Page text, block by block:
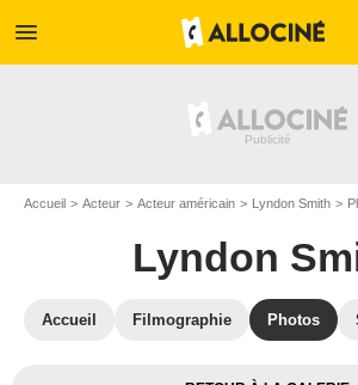
menu
Accueil Acteur Acteur américain Lyndon Smith
Lyndon
Accueil Filmographie Photos